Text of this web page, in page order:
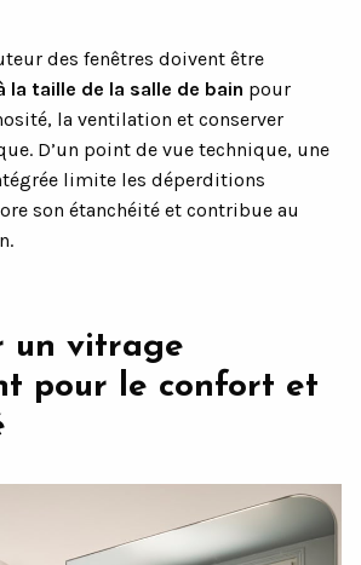
des fenêtres doivent être
taille de la salle de bain pour
la ventilation et conserver
D’un point de vue technique, une
limite les déperditions
son étanchéité et contribue au
un vitrage
pour le confort et